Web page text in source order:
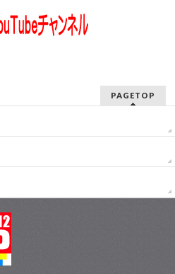
PAGETOP